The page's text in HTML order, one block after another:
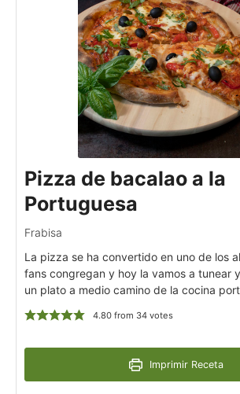
Pizza de bacalao a la
Portuguesa
Frabisa
La pizza se ha convertido en uno de los
fans congregan y hoy la vamos a tunear
un plato a medio camino de la cocina
4.80from 34votes
Imprimir Receta